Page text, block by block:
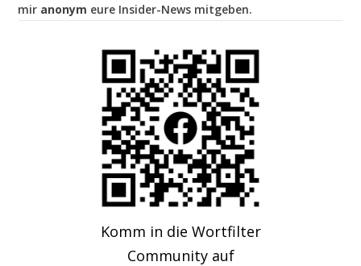
mir anonym eure Insider-News mitgeben.
Komm in die Wortfilter
Community auf